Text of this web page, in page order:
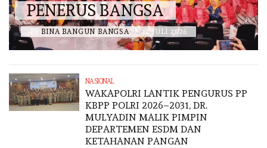
PENERUS BANGSA
BY BINA BANGUN BANGSA / 12 JULI 2026
NASIONAL
WAKAPOLRI LANTIK PENGURUS PP
KBPP POLRI 2026–2031, DR.
MULYADIN MALIK PIMPIN
DEPARTEMEN ESDM DAN
KETAHANAN PANGAN